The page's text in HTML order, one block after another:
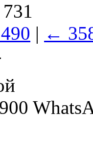
| ←